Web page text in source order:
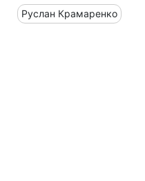
Руслан Крамаренко